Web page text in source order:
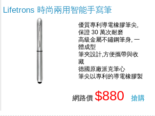
Lifetrons 時尚兩用智能手寫筆
優質專利導電橡膠筆尖,
保證 30 萬次耐磨
高級金屬不鏽鋼筆身, 一
體成型
筆夾設計,方便攜帶與收
藏
德國原廠派克筆心
筆尖以專利的導電橡膠製
網路價 $880 搶購